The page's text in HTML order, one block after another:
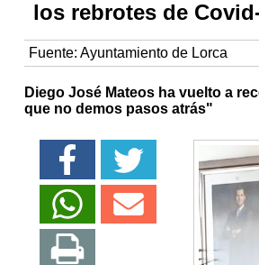
los rebrotes de
Fuente: Ayuntamiento de Lorca
Diego José Mateos ha vuelto a
que no demos pasos atrás"